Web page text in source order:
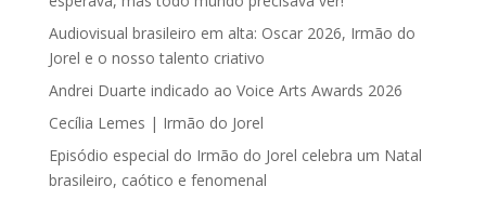
Audiovisual brasileiro em alta: Oscar 2026, Irmão do
Jorel e o nosso talento criativo
Andrei Duarte indicado ao Voice Arts Awards 2026
Cecília Lemes | Irmão do Jorel
Episódio especial do Irmão do Jorel celebra um Natal
brasileiro, caótico e fenomenal